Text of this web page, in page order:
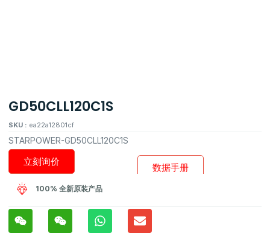
GD50CLL120C1S
SKU : ea22a12801cf
STARPOWER-GD50CLL120C1S
数据手册
立刻询价
100% 全新原装产品